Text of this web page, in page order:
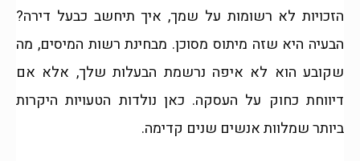
צור
קשר
X
הזכויות לא רשומות על שמך, איך תיחשב כבעל דירה?
הבעיה היא שזה מיתוס מסוכן. מבחינת רשות המיסים, מה
שקובע הוא לא איפה נרשמת הבעלות שלך, אלא אם
דיווחת כחוק על העסקה. כאן נולדות הטעויות היקרות
ביותר שמלוות אנשים שנים קדימה.